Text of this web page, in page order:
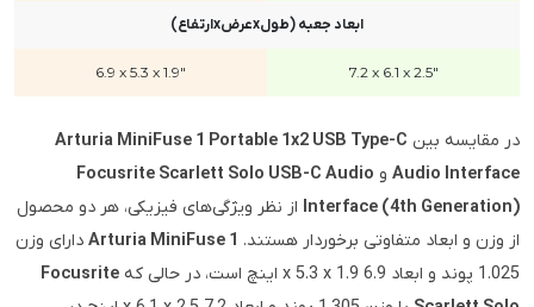
ابعاد جعبه (طولxعرضxارتفاع)
7.2 x 6.1 x 2.5"
6.9 x 5.3 x 1.9"
در مقایسه بین Arturia MiniFuse 1 Portable 1x2 USB Type-C
Audio Interface و Focusrite Scarlett Solo USB-C Audio
Interface (4th Generation) از نظر ویژگی‌های فیزیکی، هر دو محصول
از وزن و ابعاد متفاوتی برخوردار هستند. Arturia MiniFuse 1 دارای وزن
1.025 پوند و ابعاد 6.9 x 5.3 x 1.9 اینچ است، در حالی که
Focusrite